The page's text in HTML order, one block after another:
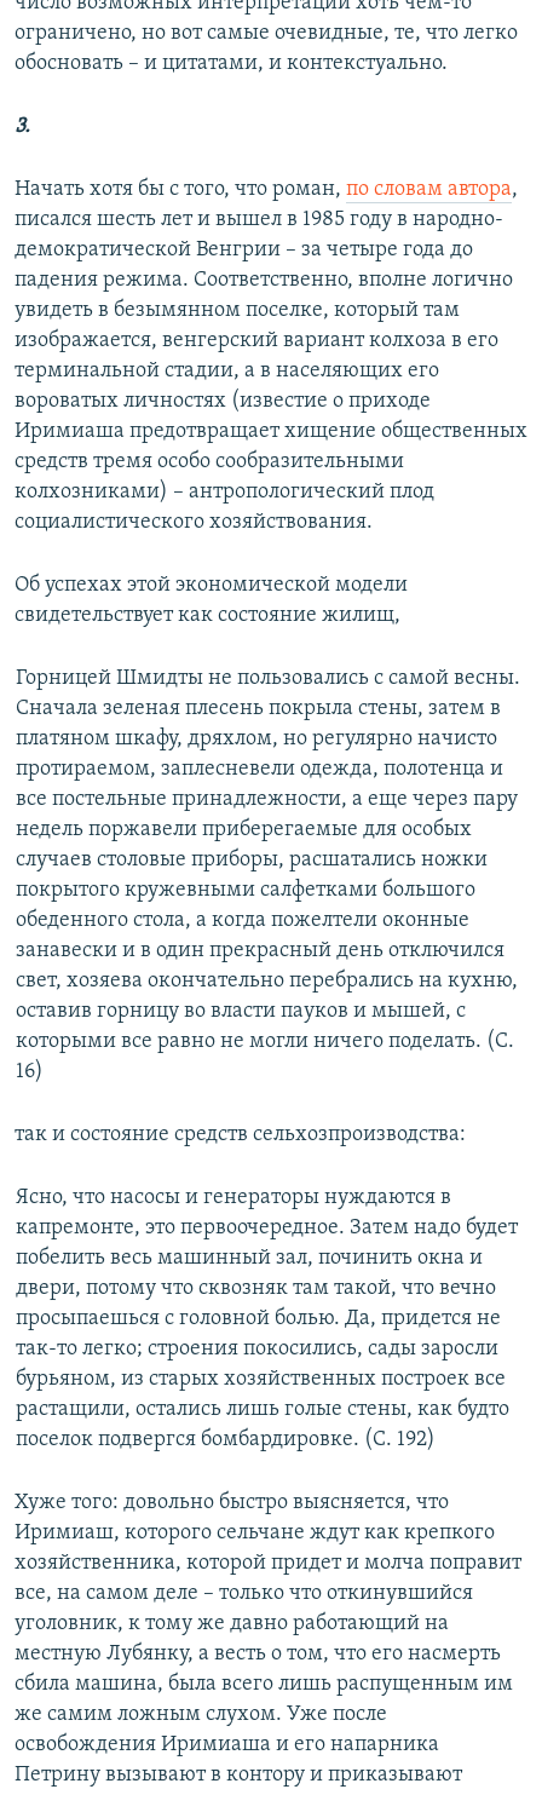
ограничено, но вот самые очевидные, те, что легко
обосновать – и цитатами, и контекстуально.
3.
Начать хотя бы с того, что роман, по словам автора,
писался шесть лет и вышел в 1985 году в народно-
демократической Венгрии – за четыре года до
падения режима. Соответственно, вполне логично
увидеть в безымянном поселке, который там
изображается, венгерский вариант колхоза в его
терминальной стадии, а в населяющих его
вороватых личностях (известие о приходе
Иримиаша предотвращает хищение общественных
средств тремя особо сообразительными
колхозниками) – антропологический плод
социалистического хозяйствования.
Об успехах этой экономической модели
свидетельствует как состояние жилищ,
Горницей Шмидты не пользовались с самой весны.
Сначала зеленая плесень покрыла стены, затем в
платяном шкафу, дряхлом, но регулярно начисто
протираемом, заплесневели одежда, полотенца и
все постельные принадлежности, а еще через пару
недель поржавели приберегаемые для особых
случаев столовые приборы, расшатались ножки
покрытого кружевными салфетками большого
обеденного стола, а когда пожелтели оконные
занавески и в один прекрасный день отключился
свет, хозяева окончательно перебрались на кухню,
оставив горницу во власти пауков и мышей, с
которыми все равно не могли ничего поделать. (С.
16)
так и состояние средств сельхозпроизводства:
Ясно, что насосы и генераторы нуждаются в
капремонте, это первоочередное. Затем надо будет
побелить весь машинный зал, починить окна и
двери, потому что сквозняк там такой, что вечно
просыпаешься с головной болью. Да, придется не
так‑то легко; строения покосились, сады заросли
бурьяном, из старых хозяйственных построек все
растащили, остались лишь голые стены, как будто
поселок подвергся бомбардировке. (С. 192)
Хуже того: довольно быстро выясняется, что
Иримиаш, которого сельчане ждут как крепкого
хозяйственника, которой придет и молча поправит
все, на самом деле – только что откинувшийся
уголовник, к тому же давно работающий на
местную Лубянку, а весть о том, что его насмерть
сбила машина, была всего лишь распущенным им
же самим ложным слухом. Уже после
освобождения Иримиаша и его напарника
Петрину вызывают в контору и приказывают